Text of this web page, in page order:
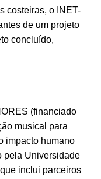
costeiras, o INET-
de um projeto
concluído,
(financiado
musical para
impacto humano
pela Universidade
inclui parceiros